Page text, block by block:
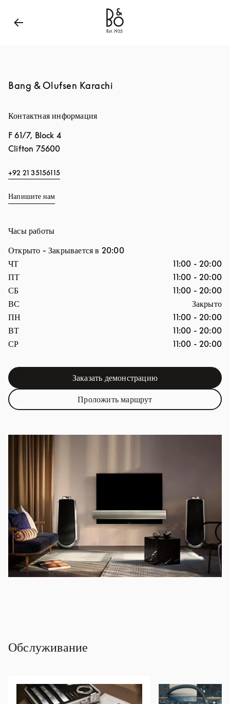
Bang & Olufsen - Exist to Create
Bang & Olufsen Karachi
Контактная информация
F 61/7, Block 4
Clifton 75600
+92 21 35156115
Напишите нам
Часы работы
Открыто - Закрывается в 20:00
День недели
ЧТ 11:00 - 20:00
ПТ
11:00 - 20:00
СБ
11:00 - 20:00
ВС
Закрыто
ПН
11:00 - 20:00
ВТ
11:00 - 20:00
СР
11:00 - 20:00
Заказать демонстрацию
Link Opens in New Tab
Проложить маршрутLink Opens in New Tab
Обслуживание